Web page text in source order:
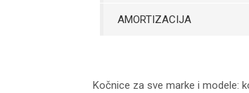
AMORTIZACIJA
Kočnice za sve marke i modele: